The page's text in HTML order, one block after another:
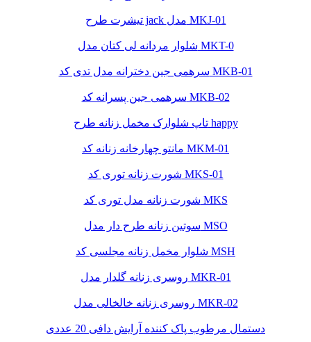
تیشرت طرح jack مدل MKJ-01
شلوار مردانه لی کتان مدل MKT-0
سرهمی جین دخترانه مدل تدی کد MKB-01
سرهمی جین پسرانه کد MKB-02
تاپ شلوارک مخمل زنانه طرح happy
مانتو چهارخانه زنانه کد MKM-01
شورت زنانه توری کد MKS-01
شورت زنانه مدل توری کد MKS
سوتین زنانه طرح دار مدل MSO
شلوار مخمل زنانه مجلسی کد MSH
روسری زنانه گلدار مدل MKR-01
روسری زنانه خالخالی مدل MKR-02
دستمال مرطوب پاک کننده آرایش دافی 20 عددی